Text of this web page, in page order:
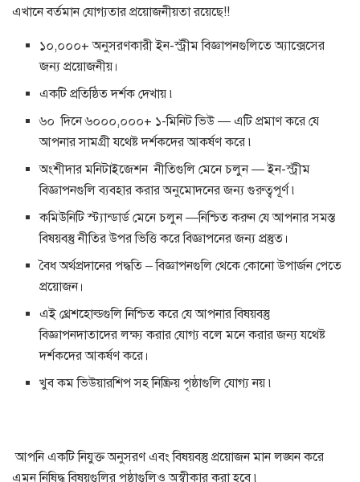
এখানে বর্তমান যোগ্যতার প্রয়োজনীয়তা রয়েছে!!
১০,০০০+ অনুসরণকারী ইন-স্ট্রীম বিজ্ঞাপনগুলিতে অ্যাক্সেসের
জন্য প্রয়োজনীয়।
একটি প্রতিষ্ঠিত দর্শক দেখায় ৷
৬০ দিনে ৬০০০,০০০+ ১-মিনিট ভিউ — এটি প্রমাণ করে যে
আপনার সামগ্রী যথেষ্ট দর্শকদের আকর্ষণ করে ৷
অংশীদার মনিটাইজেশন নীতিগুলি মেনে চলুন — ইন-স্ট্রীম
বিজ্ঞাপনগুলি ব্যবহার করার অনুমোদনের জন্য গুরুত্বপূর্ণ ৷
কমিউনিটি স্ট্যান্ডার্ড মেনে চলুন —নিশ্চিত করুন যে আপনার সমস্ত
বিষয়বস্তু নীতির উপর ভিত্তি করে বিজ্ঞাপনের জন্য প্রস্তুত।
বৈধ অর্থপ্রদানের পদ্ধতি – বিজ্ঞাপনগুলি থেকে কোনো উপার্জন পেতে
প্রয়োজন।
এই থ্রেশহোল্ডগুলি নিশ্চিত করে যে আপনার বিষয়বস্তু
বিজ্ঞাপনদাতাদের লক্ষ্য করার যোগ্য বলে মনে করার জন্য যথেষ্ট
দর্শকদের আকর্ষণ করে।
খুব কম ভিউয়ারশিপ সহ নিষ্ক্রিয় পৃষ্ঠাগুলি যোগ্য নয় ৷
আপনি একটি নিযুক্ত অনুসরণ এবং বিষয়বস্তু প্রয়োজন মান লঙ্ঘন করে
এমন নিষিদ্ধ বিষয়গুলির পৃষ্ঠাগুলিও অস্বীকার করা হবে ৷